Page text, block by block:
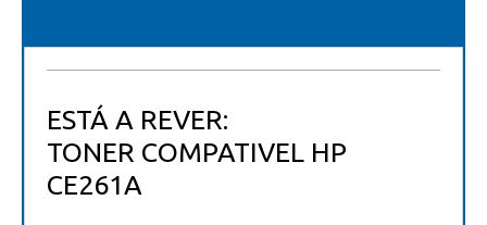
ESTÁ A REVER:
TONER COMPATIVEL HP
CE261A